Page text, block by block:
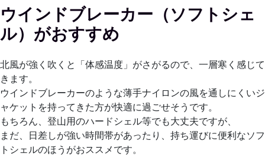
ウインドブレーカー（ソフトシェ
ル）がおすすめ
北風が強く吹くと「体感温度」がさがるので、一層寒く感じて
きます。
ウインドブレーカーのような薄手ナイロンの風を通しにくいジ
ャケットを持ってきた方が快適に過ごせそうです。
もちろん、登山用のハードシェル等でも大丈夫ですが、
まだ、日差しが強い時間帯があったり、持ち運びに便利なソフ
トシェルのほうがおススメです。